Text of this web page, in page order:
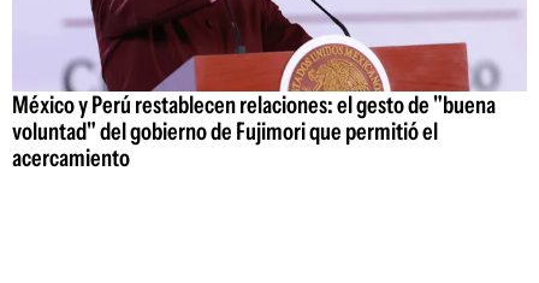
México y Perú restablecen relaciones: el gesto de "buena
voluntad" del gobierno de Fujimori que permitió el
acercamiento